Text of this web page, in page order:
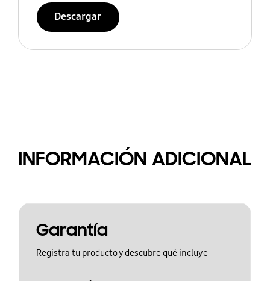
Descargar
INFORMACIÓN ADICIONAL
Garantía
Registra tu producto y descubre qué incluye